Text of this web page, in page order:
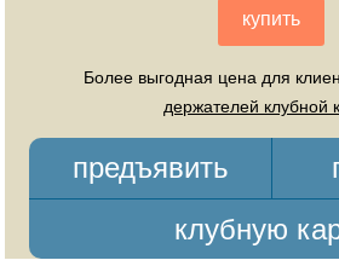
купить
Более выгодная цена для
держателей клубной
предъявить
клубную